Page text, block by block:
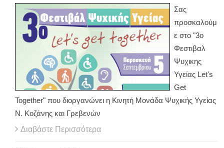
Σας
προσκαλούμ
ε στο "3ο
Φεστιβαλ
Ψυχικης
Υγείας Let's
Get
Together" που διοργανώνει η Κινητή Μονάδα Ψυχικής Υγείας
Ν. Κοζάνης και Γρεβενών
Διαβάστε Περισσότερα